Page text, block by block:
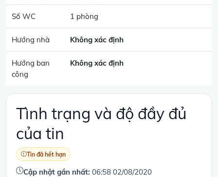
Số WC 1 phòng
Hướng nhà Không xác định
Hướng ban
công
Không xác định
Tình trạng và độ đầy đủ
của tin
Tin đã hết hạn
Cập nhật gần nhất: 06:58 02/08/2020